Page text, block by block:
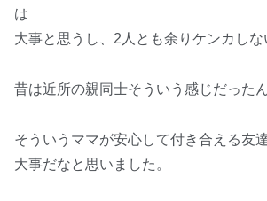
は
大事と思うし、2人とも余りケンカしな
昔は近所の親同士そういう感じだった
そういうママが安心して付き合える友
大事だなと思いました。